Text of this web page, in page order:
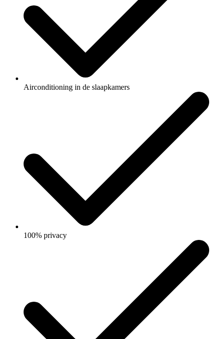
Airconditioning in de slaapkamers
100% privacy